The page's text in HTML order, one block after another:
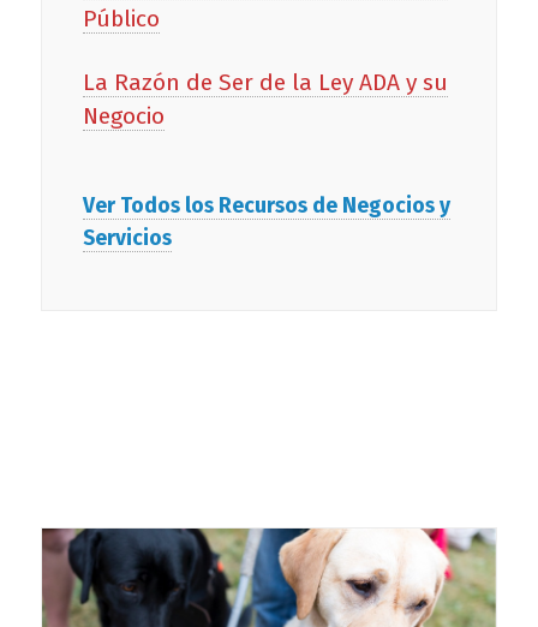
Público
La Razón de Ser de la Ley ADA y su
Negocio
Ver Todos los Recursos de Negocios y
Servicios